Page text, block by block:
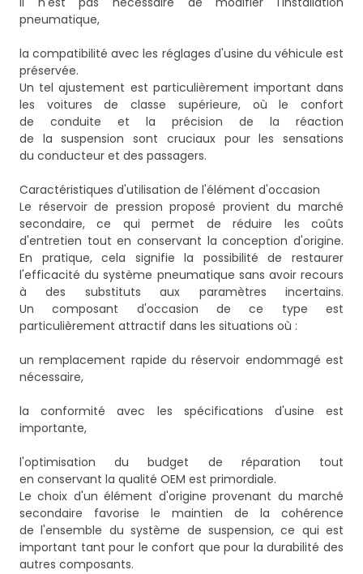
pneumatique,
la compatibilité avec les réglages d'usine du véhicule est
préservée.
Un tel ajustement est particulièrement important dans
les voitures de classe supérieure, où le confort
de conduite et la précision de la réaction
de la suspension sont cruciaux pour les sensations
du conducteur et des passagers.
Caractéristiques d'utilisation de l'élément d'occasion
Le réservoir de pression proposé provient du marché
secondaire, ce qui permet de réduire les coûts
d'entretien tout en conservant la conception d'origine.
En pratique, cela signifie la possibilité de restaurer
l'efficacité du système pneumatique sans avoir recours
à des substituts aux paramètres incertains.
Un composant d'occasion de ce type est
particulièrement attractif dans les situations où :
un remplacement rapide du réservoir endommagé est
nécessaire,
la conformité avec les spécifications d'usine est
importante,
l'optimisation du budget de réparation tout
en conservant la qualité OEM est primordiale.
Le choix d'un élément d'origine provenant du marché
secondaire favorise le maintien de la cohérence
de l'ensemble du système de suspension, ce qui est
important tant pour le confort que pour la durabilité des
autres composants.